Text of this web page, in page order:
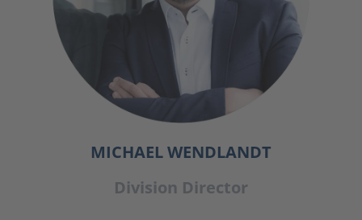
MICHAEL WENDLANDT
Division Director